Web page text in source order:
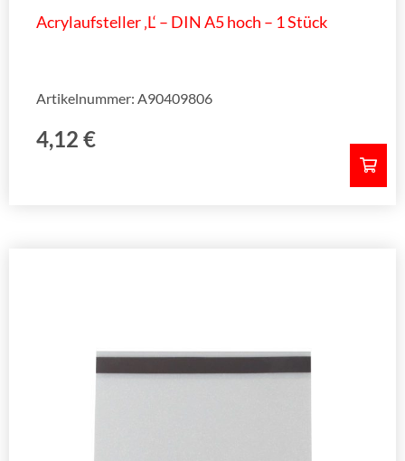
Acrylaufsteller ‚L‘ – DIN A5 hoch – 1 Stück
4,12 €
Artikelnummer: A90409806